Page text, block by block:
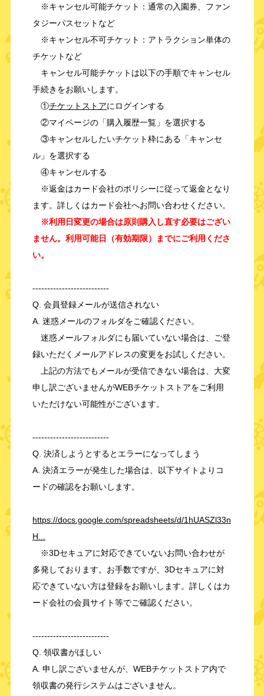
※キャンセル可能チケット：通常の入園券、ファン
タジーパスセットなど
※キャンセル不可チケット：アトラクション単体の
チケットなど
キャンセル可能チケットは以下の手順でキャンセル
手続きをお願いします。
①チケットストアにログインする
②マイページの「購入履歴一覧」を選択する
③キャンセルしたいチケット枠にある「キャンセ
ル」を選択する
④キャンセルする
※返金はカード会社のポリシーに従って返金となり
ます。詳しくはカード会社へお問い合わせください。
※利用日変更の場合は原則購入し直す必要はござい
ません。利用可能日（有効期限）までにご利用くださ
い。
--------------------------
Q. 会員登録メールが送信されない
A. 迷惑メールのフォルダをご確認ください。
迷惑メールフォルダにも届いていない場合は、ご登
録いただくメールアドレスの変更をお試しください。
上記の方法でもメールが受信できない場合は、大変
申し訳ございませんがWEBチケットストアをご利用
いただけない可能性がございます。
--------------------------
Q. 決済しようとするとエラーになってしまう
A. 決済エラーが発生した場合は、以下サイトよりコ
ードの確認をお願いします。
https://docs.google.com/spreadsheets/d/1hUASZl33n
H...
※3Dセキュアに対応できていないお問い合わせが
多発しております。お手数ですが、3Dセキュアに対
応できていない方は登録をお願いします。詳しくはカ
ード会社の会員サイト等でご確認ください。
--------------------------
Q. 領収書がほしい
A. 申し訳ございませんが、WEBチケットストア内で
領収書の発行システムはございません。